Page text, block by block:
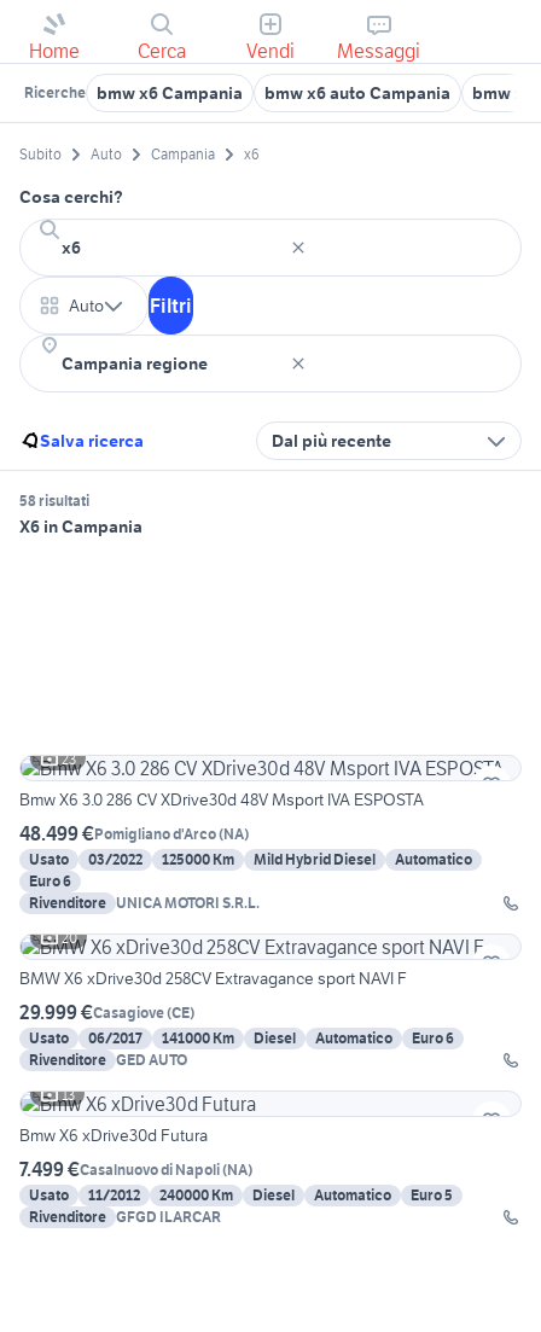
Home Cerca Vendi Messaggi
Ricerche bmw x6 Campania bmw x6 auto Campania bmw x6
Subito Auto Campania x6
Cosa cerchi?
Auto Filtri
Salva ricerca Dal più recente
58 risultati
X6 in Campania
23
Bmw X6 3.0 286 CV XDrive30d 48V Msport IVA ESPOSTA
48.499 €Pomigliano d'Arco(NA)
Usato
03/2022 125000 Km Mild Hybrid Diesel
Automatico
Euro 6
Rivenditore UNICA MOTORI S.R.L.
20
BMW X6 xDrive30d 258CV Extravagance sport NAVI F
29.999 €Casagiove(CE)
Usato
06/2017 141000 Km Diesel Automatico
Euro 6
Rivenditore GED AUTO
13
Bmw X6 xDrive30d Futura
7.499 €Casalnuovo di Napoli(NA)
Usato
11/2012 240000 Km Diesel Automatico
Euro 5
Rivenditore GFGD ILARCAR